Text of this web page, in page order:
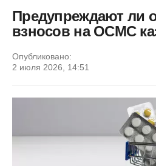
Предупреждают ли
взносов на ОСМС
Опубликовано:
2 июля 2026, 14:51